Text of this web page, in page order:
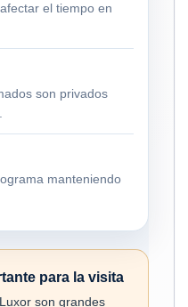
el tiempo en
son privados
manteniendo
para la visita
son grandes